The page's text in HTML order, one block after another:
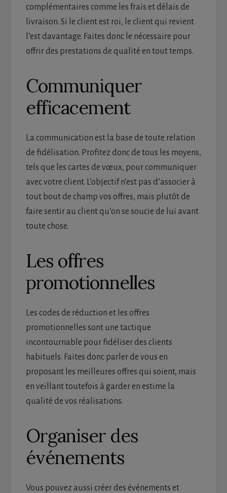
complémentaires comme les frais et délais de
livraison. Si le client est roi, le client qui revient
l’est davantage. Faites donc le nécessaire pour
offrir des prestations de qualité en tout temps.
Communiquer
efficacement
La communication est la base de toute relation
de fidélisation. Profitez donc de tous les moyens,
tels que les cartes de vœux, pour communiquer
avec votre client. L’objectif n’est pas d’associer à
tout bout de champ vos offres, mais plutôt de
faire sentir au client qu’on se soucie de lui avant
toute chose.
Les offres
promotionnelles
Les codes de réduction et les offres
promotionnelles sont une tactique
incontournable pour fidéliser des clients
habituels. Faites donc parler de vous en
proposant les meilleures offres qui soient, mais
en veillant toutefois à garder en estime la
qualité de vos réalisations.
Organiser des
événements
Vous pouvez aussi créer des événements et